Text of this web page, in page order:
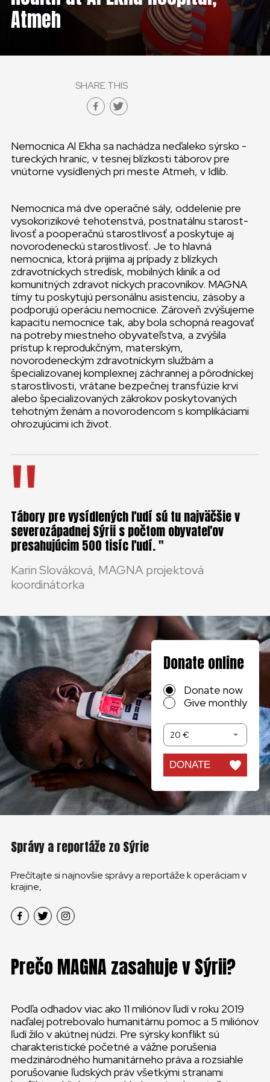
GLOBAL
ČESKÁ REPUBLIKA
Atmeh
SHARE THIS
Nemocnica Al Ekha sa nachádza neďaleko sýrsko ­
tureckých hra­níc, v tesnej blízkosti tá­borov pre
vnútorne vysídlených pri meste Atmeh, v Idlib.
Nemocnica má dve operačné sály, oddelenie pre
vysokorizikové tehotenstvá, postnatálnu starost­
livosť a pooperačnú starostlivosť a poskytuje aj
novorodeneckú starostlivosť. Je to hlavná
nemocnica, ktorá prijíma aj prípady z blízkych
zdravotníckych stredísk, mobilných kliník a od
komunitných zdravot­ níckych pracovníkov. MAGNA
tímy tu poskytujú personálnu asistenciu, zásoby a
podporujú operáciu nemocnice. Zároveň zvýšujeme
kapacitu ne­mocnice tak, aby bola schopná reagovať
na potreby miestneho obyvateľstva, a zvýšila
prístup k reprodukčným, materským,
novorodeneckým zdravotníckym službám a
špecializovanej kom­plexnej záchrannej a pôrodníckej
starostlivosti, vrátane bezpečnej transfúzie krvi
alebo špecializo­vaných zákrokov poskytovaných
tehotným ženám a novorodencom s komplikáciami
ohrozujúcimi ich život.
Tábory pre vysídlených ľudí sú tu najväčšie v
severozápadnej Sýrii s počtom obyvateľov
presahujúcim 500 tisíc ľudí.
Karin Slováková, MAGNA projektová
koordinátorka
Donate online
Donate now
Give monthly
20 €
DONATE
Správy a reportáže zo Sýrie
Prečítajte si najnovšie správy a reportáže k operáciam v
krajine,
Prečo MAGNA zasahuje v Sýrii?
Podľa odhadov viac ako 11 miliónov ľudí v roku 2019
naďalej potrebovalo humanitárnu pomoc a 5 miliónov
ľudí žilo v akútnej núdzi. Pre sýrsky konflikt sú
charakteristické početné a vážne porušenia
medzinárodného humanitárneho práva a rozsiahle
porušovanie ľudských práv všetkými stranami